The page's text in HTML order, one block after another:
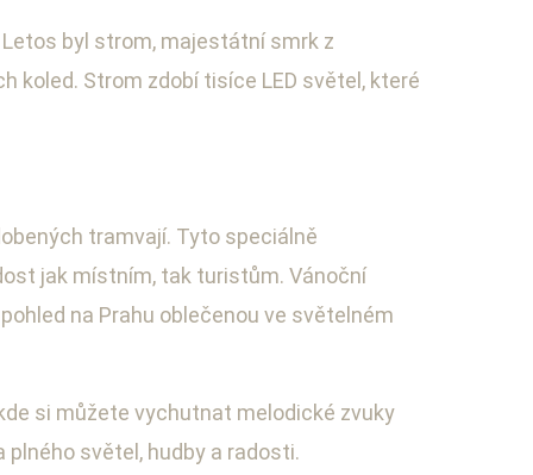
byl strom, majestátní smrk z
koled. Strom zdobí tisíce LED světel, které
tramvají. Tyto speciálně
jak místním, tak turistům. Vánoční
na Prahu oblečenou ve světelném
si můžete vychutnat melodické zvuky
světel, hudby a radosti.